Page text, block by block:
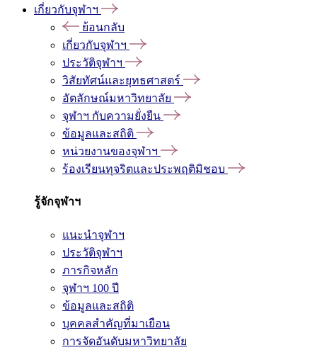
เกี่ยวกับจุฬาฯ
ย้อนกลับ
เกี่ยวกับจุฬาฯ
ประวัติจุฬาฯ
วิสัยทัศน์และยุทธศาสตร์
อัตลักษณ์มหาวิทยาลัย
จุฬาฯ กับความยั่งยืน
ข้อมูลและสถิติ
หน่วยงานของจุฬาฯ
ร้องเรียนทุจริตและประพฤติมิชอบ
รู้จักจุฬาฯ
แนะนำจุฬาฯ
ประวัติจุฬาฯ
ภารกิจหลัก
จุฬาฯ 100 ปี
ข้อมูลและสถิติ
บุคคลสำคัญที่มาเยือน
การจัดอันดับมหาวิทยาลัย